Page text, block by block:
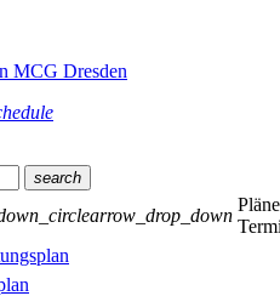
MCG Dresden
search
arrow_drop_down